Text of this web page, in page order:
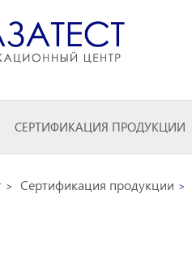
СЕРТИФИКАЦИЯ ПРОДУКЦИИ
Сертификация продукции